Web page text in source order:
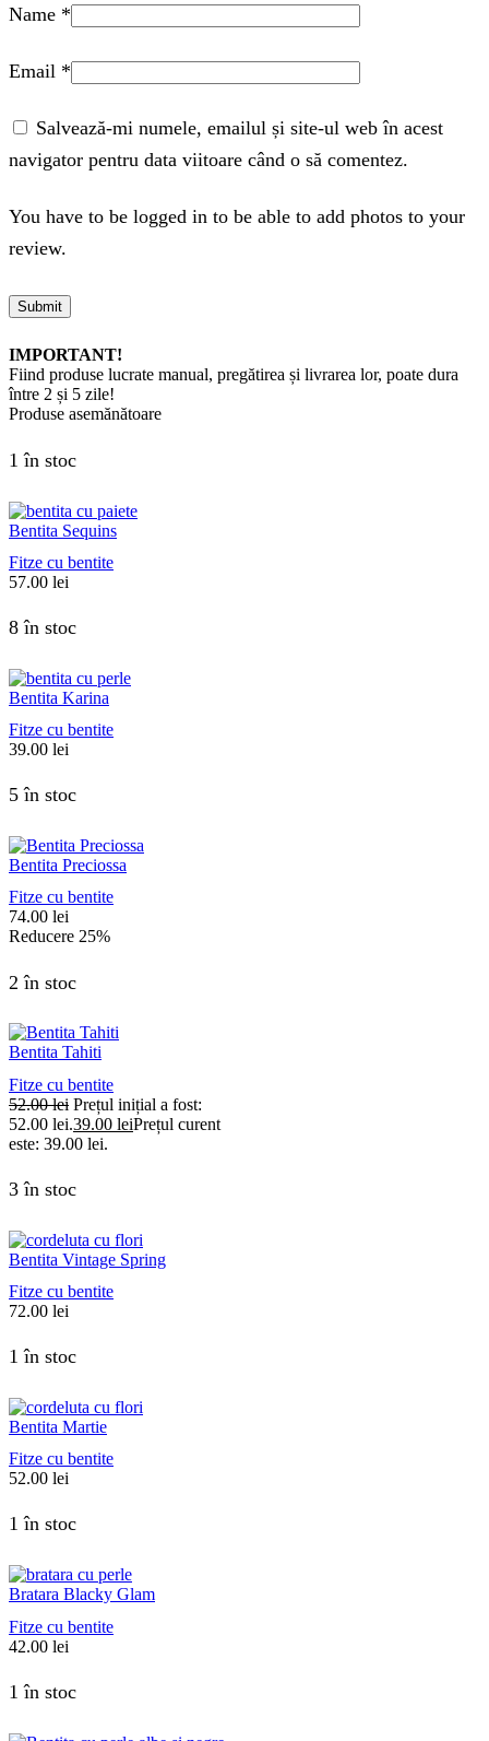
Name *
Email *
Salvează-mi numele, emailul și site-ul web în acest
navigator pentru data viitoare când o să comentez.
You have to be logged in to be able to add photos to your
review.
IMPORTANT!
Fiind produse lucrate manual, pregătirea și livrarea lor, poate dura
între 2 și 5 zile!
Produse asemănătoare
1 în stoc
Bentita Sequins
Fitze cu bentite
57.00 lei
8 în stoc
Bentita Karina
Fitze cu bentite
39.00 lei
5 în stoc
Bentita Preciossa
Fitze cu bentite
74.00 lei
Reducere 25%
2 în stoc
Bentita Tahiti
Fitze cu bentite
52.00lei Prețul inițial a fost:
52.00 lei.39.00 leiPrețul curent
este: 39.00 lei.
3 în stoc
Bentita Vintage Spring
Fitze cu bentite
72.00 lei
1 în stoc
Bentita Martie
Fitze cu bentite
52.00 lei
1 în stoc
Bratara Blacky Glam
Fitze cu bentite
42.00 lei
1 în stoc